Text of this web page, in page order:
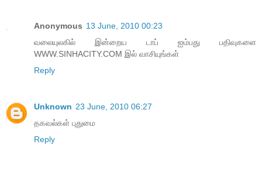
Anonymous 13 June, 2010 00:23
வலையுலகில் இன்றைய டாப் ஐம்பது பதிவுகளை
WWW.SINHACITY.COM இல் வாசியுங்கள்
Reply
Unknown 23 June, 2010 06:27
த‌க‌வ‌ல்க‌ள் புதுமை
Reply